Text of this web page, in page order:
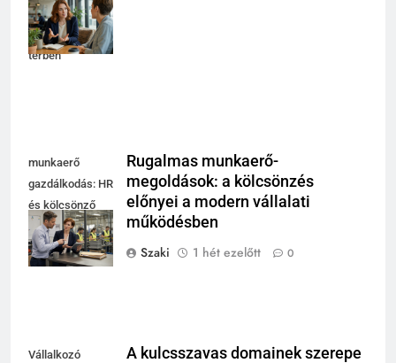
fényes
coworking
térben
munkaerő
gazdálkodás: HR
és kölcsönző
egyeztet modern
műhely mellett
Rugalmas munkaerő-
megoldások: a kölcsönzés
előnyei a modern vállalati
működésben
Szaki
1 hét ezelőtt 0
Vállalkozó
A kulcsszavas domainek szerepe